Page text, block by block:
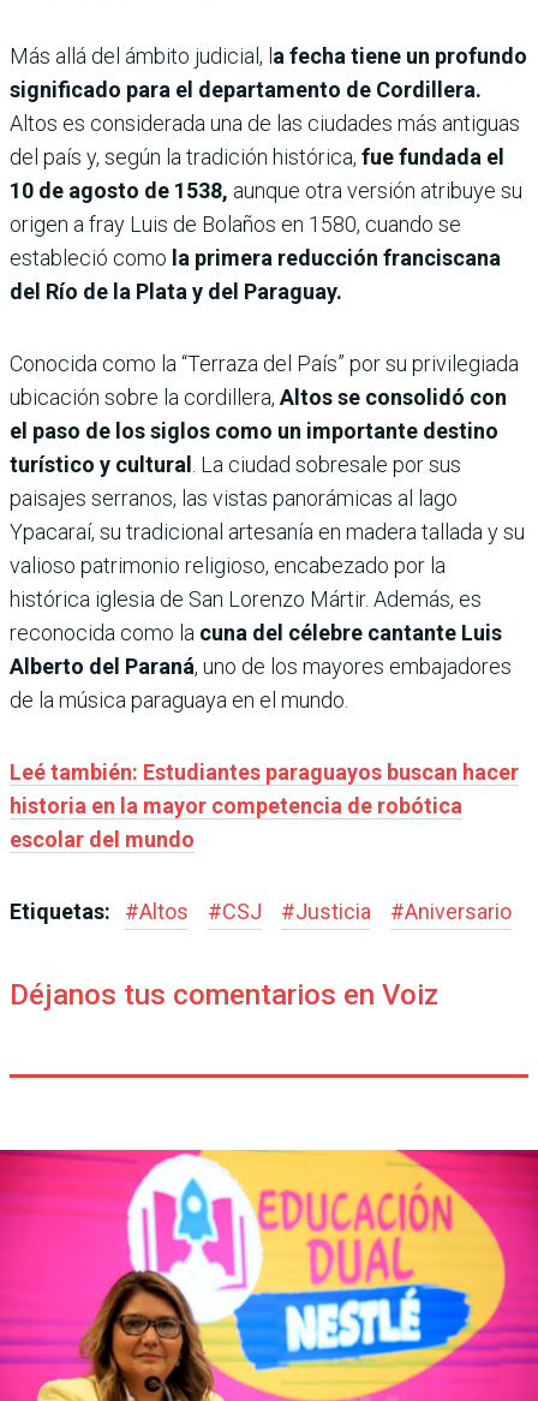
Más allá del ámbito judicial, l a fecha tiene un profundo
significado para el departamento de Cordillera.
Altos es considerada una de las ciudades más antiguas
del país y, según la tradición histórica, fue fundada el
10 de agosto de 1538, aunque otra versión atribuye su
origen a fray Luis de Bolaños en 1580, cuando se
estableció como la primera reducción franciscana
del Río de la Plata y del Paraguay.
Conocida como la “Terraza del País” por su privilegiada
ubicación sobre la cordillera, Altos se consolidó con
el paso de los siglos como un importante destino
turístico y cultural . La ciudad sobresale por sus
paisajes serranos, las vistas panorámicas al lago
Ypacaraí, su tradicional artesanía en madera tallada y su
valioso patrimonio religioso, encabezado por la
histórica iglesia de San Lorenzo Mártir. Además, es
reconocida como la cuna del célebre cantante Luis
Alberto del Paraná, uno de los mayores embajadores
de la música paraguaya en el mundo.
Leé también: Estudiantes paraguayos buscan hacer
historia en la mayor competencia de robótica
escolar del mundo
Etiquetas: #Altos #CSJ #Justicia #Aniversario
Déjanos tus comentarios en Voiz